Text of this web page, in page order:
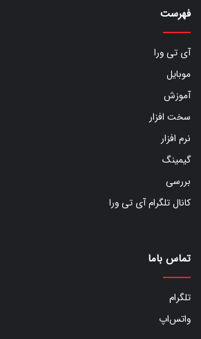
فهرست
آی تی ورا
موبایل
آموزش
سخت افزار
نرم افزار
گیمینگ
بررسی
کانال تلگرام آی تی ورا
تماس باما
تلگرام
واتس‌اپ